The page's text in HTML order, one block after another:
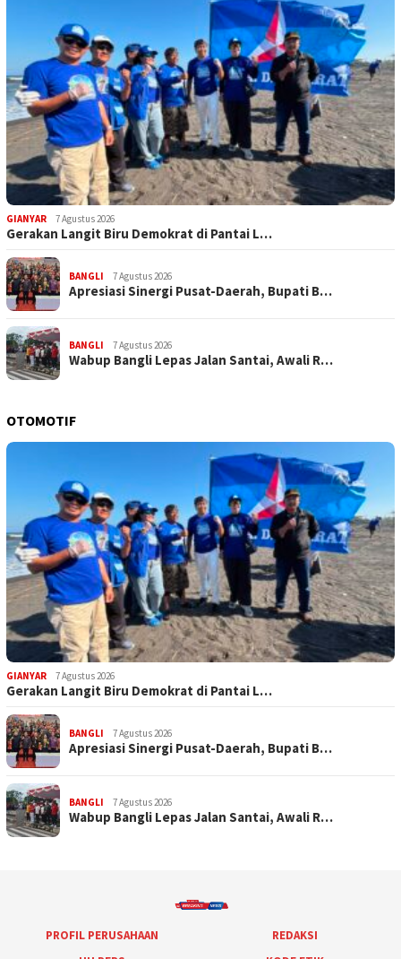
GIANYAR 7 Agustus 2026
Gerakan Langit Biru Demokrat di Pantai L…
BANGLI 7 Agustus 2026
Apresiasi Sinergi Pusat-Daerah, Bupati B…
BANGLI 7 Agustus 2026
Wabup Bangli Lepas Jalan Santai, Awali R…
OTOMOTIF
GIANYAR 7 Agustus 2026
Gerakan Langit Biru Demokrat di Pantai L…
BANGLI 7 Agustus 2026
Apresiasi Sinergi Pusat-Daerah, Bupati B…
BANGLI 7 Agustus 2026
Wabup Bangli Lepas Jalan Santai, Awali R…
PROFIL PERUSAHAAN
REDAKSI